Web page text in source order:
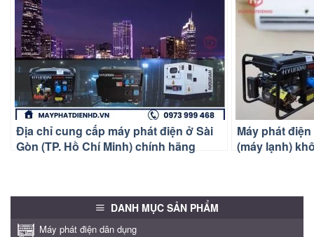
DANH MỤC SẢN PHẨM
Máy phát điện dân dụng
Địa chỉ cung cấp máy phát điện ở Sài
Gòn (TP. Hồ Chí Minh) chính hãng
Máy phát
(máy lạnh)